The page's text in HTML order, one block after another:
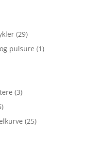
(29)
pulsure (1)
(3)
(25)